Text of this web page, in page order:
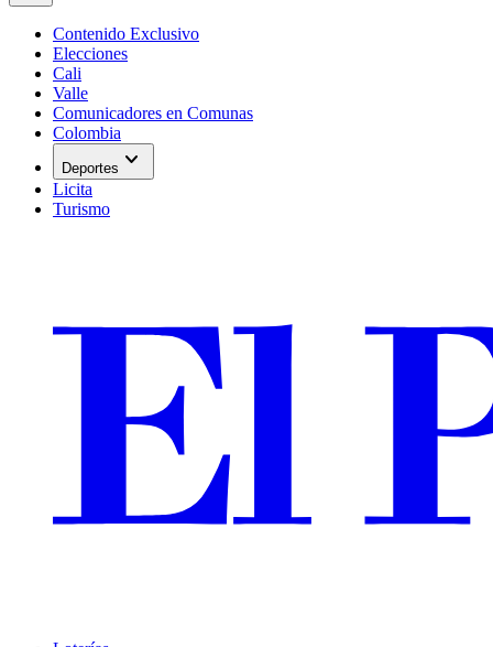
Contenido Exclusivo
Elecciones
Cali
Valle
Comunicadores en Comunas
Colombia
Deportes expand_more
Licita
Turismo